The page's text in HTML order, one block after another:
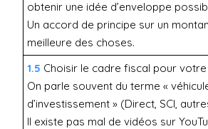
obtenir une idée d’enveloppe
Un accord de principe sur un
meilleure des choses.
1.5 Choisir le cadre fiscal pour
On parle souvent du terme «
d’investissement » (Direct, SCI,
Il existe pas mal de vidéos sur